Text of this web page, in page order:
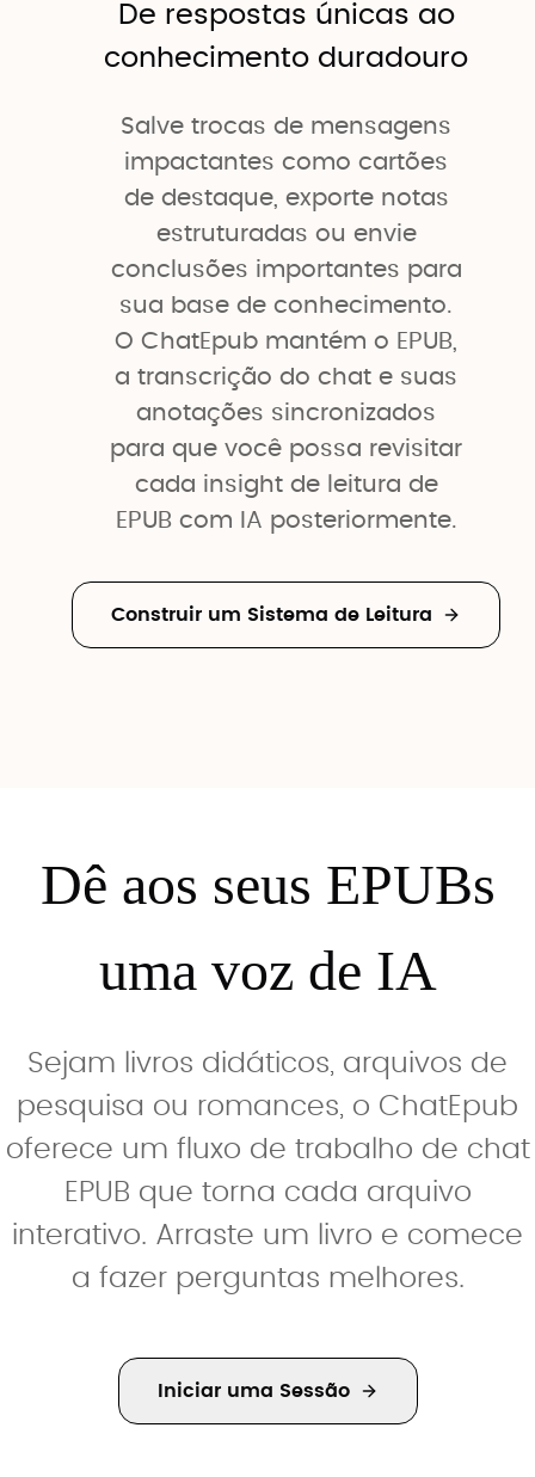
De respostas únicas ao
conhecimento duradouro
Salve trocas de mensagens
impactantes como cartões
de destaque, exporte notas
estruturadas ou envie
conclusões importantes para
sua base de conhecimento.
O ChatEpub mantém o EPUB,
a transcrição do chat e suas
anotações sincronizados
para que você possa revisitar
cada insight de leitura de
EPUB com IA posteriormente.
Construir um Sistema de Leitura
Dê aos seus EPUBs
uma voz de IA
Sejam livros didáticos, arquivos de
pesquisa ou romances, o ChatEpub
oferece um fluxo de trabalho de chat
EPUB que torna cada arquivo
interativo. Arraste um livro e comece
a fazer perguntas melhores.
Iniciar uma Sessão